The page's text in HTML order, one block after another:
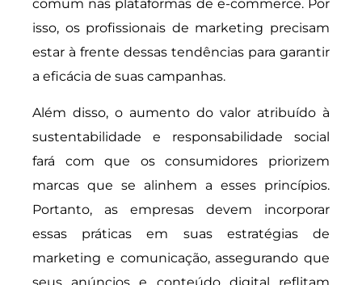
comum nas plataformas de e-commerce. Por
isso, os profissionais de marketing precisam
estar à frente dessas tendências para garantir
a eficácia de suas campanhas.
Além disso, o aumento do valor atribuído à
sustentabilidade e responsabilidade social
fará com que os consumidores priorizem
marcas que se alinhem a esses princípios.
Portanto, as empresas devem incorporar
essas práticas em suas estratégias de
marketing e comunicação, assegurando que
seus anúncios e conteúdo digital reflitam